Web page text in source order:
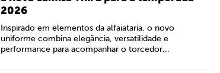
2026
Inspirado em elementos da alfaiataria, o novo
uniforme combina elegância, versatilidade e
performance para acompanhar o torcedor...